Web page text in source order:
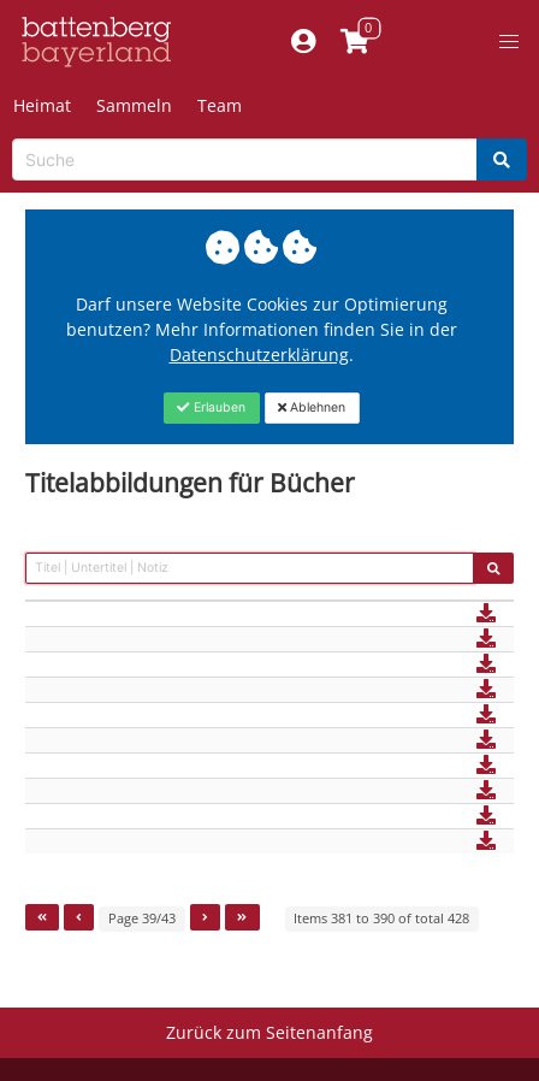
Heimat Sammeln Team
Darf unsere Website Cookies zur Optimierung
benutzen? Mehr Informationen finden Sie in der
Datenschutzerklärung.
Erlauben Ablehnen
Titelabbildungen für Bücher
Page 39/43 Items 381 to 390 of total 428
Zurück zum Seitenanfang